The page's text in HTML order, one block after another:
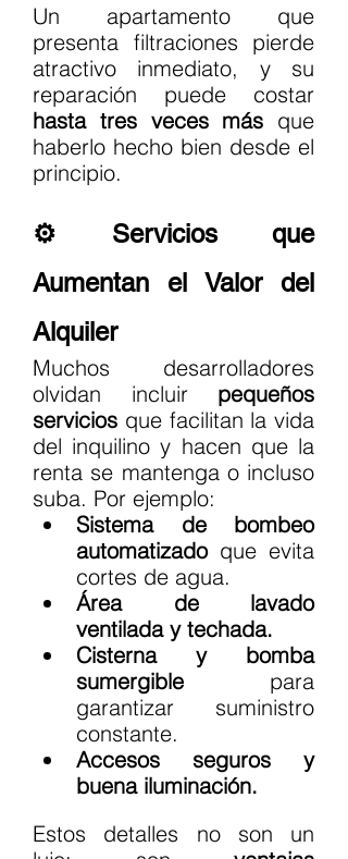
Un apartamento que
presenta filtraciones pierde
atractivo inmediato, y su
hasta tres veces más que
haberlo hecho bien desde el
principio.
⚙️ Servicios que
Aumentan el Valor del
Alquiler
Muchos desarrolladores
olvidan incluir pequeños
servicios que facilitan la vida
del inquilino y hacen que la
renta se mantenga o incluso
suba. Por ejemplo:
Sistema de bombeo
automatizado que evita
cortes de agua.
Área de lavado
ventilada y techada.
Cisterna y bomba
sumergible para
garantizar suministro
constante.
Accesos seguros y
buena iluminación.
Estos detalles no son un